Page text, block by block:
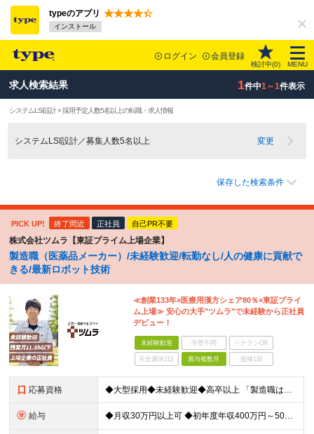
typeのアプリ
インストール
ログイン 会員登録
検討中(0) MENU
求人検索結果 1件中1～1件表示
システムLSI設計 × 採用予定人数5名以上の転職・求人情報
システムLSI設計／募集人数5名以上 変更
保存した検索条件
PICK UP! 終了間近 正社員 自己PR不要
株式会社ツムラ【東証プライム上場企業】
製造職（医薬品メーカー）/未経験歓迎/転勤なし/人の健康に貢献で
きる/最新ロボット技術
≪創業133年×医療用漢方シェア80％×東証プライ
ム上場≫ 安心の大手"ツムラ"で未経験から正社員
デビュー！
未経験歓迎 学歴不問 ベテランOK
完全週休2日 賞与複数月 面接1回
応募資格 ◆大型採用◆未経験歓迎◆高卒以上 「製造職は初めて…」という方でも大丈夫。 イチから丁寧にお教えしますのでご安心ください。 ＼こんなアナタにピッタリ／ ◎「人の健康に貢献したい」という想いがある
給与 ◆月収30万円以上可 ◆初年度年収400万円～500万円想定 月給21万7,080円～22万7,810円＋各種手当＋賞与年2回 ★「手当」や「賞与」が手厚いため、1年目未経験でも年収400万円以上